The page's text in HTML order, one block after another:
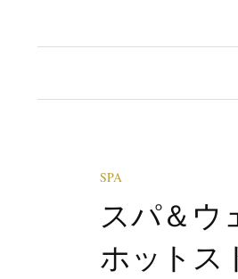
SPA
スパ＆ウ
ホットス